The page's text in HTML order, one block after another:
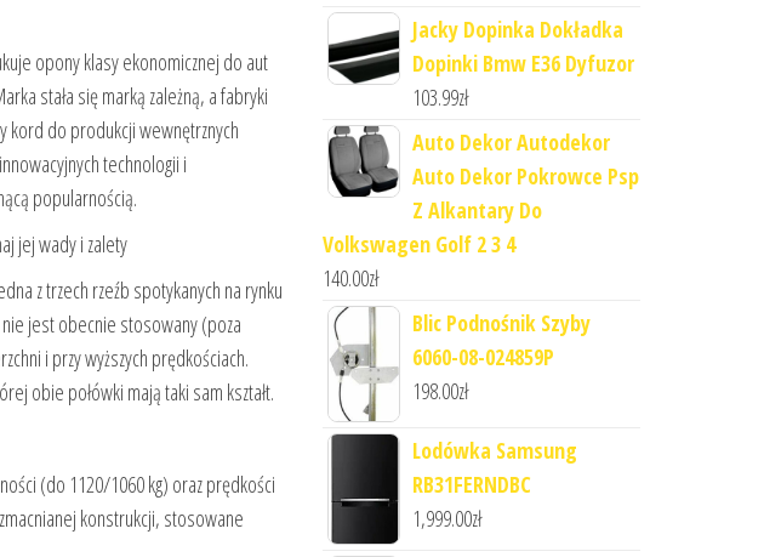
opony klasy ekonomicznej do aut
stała się marką zależną, a fabryki
kord do produkcji wewnętrznych
technologii i
popularnością.
jej wady i zalety
z trzech rzeźb spotykanych na rynku
jest obecnie stosowany (poza
i przy wyższych prędkościach.
obie połówki mają taki sam kształt.
(do 1120/1060 kg) oraz prędkości
konstrukcji, stosowane
Jacky Dopinka Dokładka
Dopinki Bmw E36 Dyfuzor
103.99zł
Auto Dekor Autodekor
Auto Dekor Pokrowce Psp
Z Alkantary Do
Volkswagen Golf 2 3 4
140.00zł
Blic Podnośnik Szyby
6060-08-024859P
198.00zł
Lodówka Samsung
RB31FERNDBC
1,999.00zł